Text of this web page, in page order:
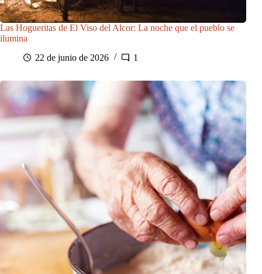
Las Hogueritas de El Viso del Alcor: La noche que el pueblo se
ilumina
22 de junio de 2026
1